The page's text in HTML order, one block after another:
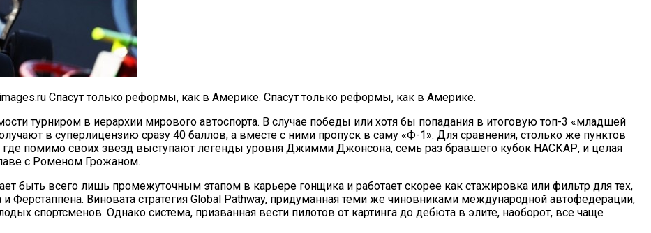
Спасут только реформы, как в Америке. Спасут только реформы, как в Америке.
турниром в иерархии мирового автоспорта. В случае победы или хотя бы попадания в итоговую топ-3 «младшей
в суперлицензию сразу 40 баллов, а вместе с ними пропуск в саму «Ф-1». Для сравнения, столько же пунктов
где помимо своих звезд выступают легенды уровня Джимми Джонсона, семь раз бравшего кубок НАСКАР, и целая
с Роменом Грожаном.
быть всего лишь промежуточным этапом в карьере гонщика и работает скорее как стажировка или фильтр для тех,
Ферстаппена. Виновата стратегия Global Pathway, придуманная теми же чиновниками международной автофедерации,
спортсменов. Однако система, призванная вести пилотов от картинга до дебюта в элите, наоборот, все чаще